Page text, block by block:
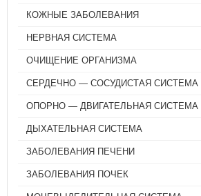
КОЖНЫЕ ЗАБОЛЕВАНИЯ
НЕРВНАЯ СИСТЕМА
ОЧИЩЕНИЕ ОРГАНИЗМА
СЕРДЕЧНО — СОСУДИСТАЯ СИСТЕМА
ОПОРНО — ДВИГАТЕЛЬНАЯ СИСТЕМА
ДЫХАТЕЛЬНАЯ СИСТЕМА
ЗАБОЛЕВАНИЯ ПЕЧЕНИ
ЗАБОЛЕВАНИЯ ПОЧЕК